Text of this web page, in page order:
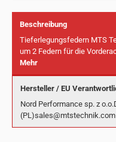
Beschreibung
Tieferlegungsfedern MTS
um 2 Federn für die
Mehr
Hersteller / EU
Nord Performance sp. z
(PL)sales@mtstechnik.com